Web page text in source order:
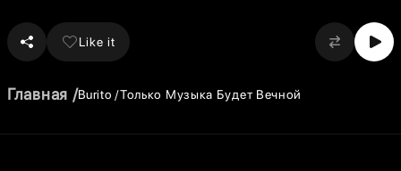
Like it
Главная Burito Только Музыка Будет Вечной